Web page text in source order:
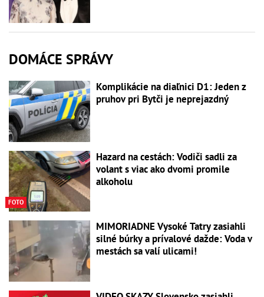
DOMÁCE SPRÁVY
Komplikácie na diaľnici D1: Jeden z
pruhov pri Bytči je neprejazdný
FOTO
Hazard na cestách: Vodiči sadli za
volant s viac ako dvomi promile
alkoholu
MIMORIADNE Vysoké Tatry zasiahli
silné búrky a prívalové dažde: Voda v
mestách sa valí ulicami!